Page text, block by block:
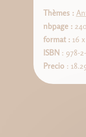
Thèmes :
nbpage :
format : 16
ISBN : 978-
Precio: